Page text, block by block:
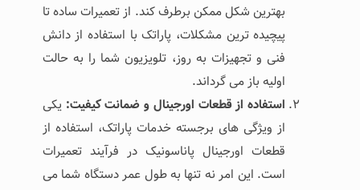
بهترین شکل ممکن برطرف کند. از تعمیرات ساده تا
پیچیده‌ ترین مشکلات، پاراتک با استفاده از دانش
فنی و تجهیزات به ‌روز، تلویزیون شما را به حالت
اولیه باز می ‌گرداند.
استفاده از قطعات اورجینال و ضمانت کیفیت: یکی
از ویژگی ‌های برجسته خدمات پاراتک، استفاده از
قطعات اورجینال پاناسونیک در فرآیند تعمیرات
است. این امر نه‌ تنها به طول عمر دستگاه شما می